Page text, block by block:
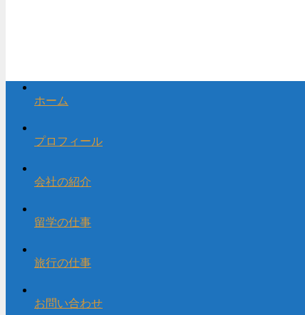
ホーム
プロフィール
会社の紹介
留学の仕事
旅行の仕事
お問い合わせ